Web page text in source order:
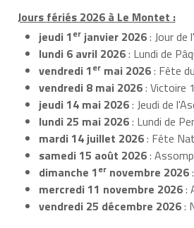
Jours fériés 2026 à Le Montet :
jeudi 1er janvier 2026: Jour de
lundi 6 avril 2026: Lundi de
vendredi 1er mai 2026: Fête
vendredi 8 mai 2026: Victoire
jeudi 14 mai 2026: Jeudi de
lundi 25 mai 2026: Lundi de
mardi 14 juillet 2026: Fête
samedi 15 août 2026:
dimanche 1er novembre 2026
mercredi 11 novembre 2026:
vendredi 25 décembre 2026: